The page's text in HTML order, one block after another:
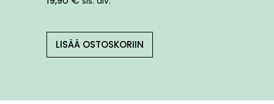
LISÄÄ OSTOSKORIIN